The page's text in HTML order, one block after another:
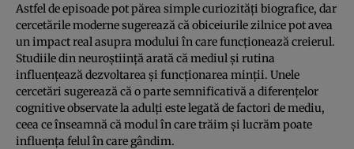
Astfel de episoade pot părea simple curiozități biografice, dar
cercetările moderne sugerează că obiceiurile zilnice pot avea
un impact real asupra modului în care funcționează creierul.
Studiile din neuroștiință arată că mediul și rutina
influențează dezvoltarea și funcționarea minții. Unele
cercetări sugerează că o parte semnificativă a diferențelor
cognitive observate la adulți este legată de factori de mediu,
ceea ce înseamnă că modul în care trăim și lucrăm poate
influența felul în care gândim.